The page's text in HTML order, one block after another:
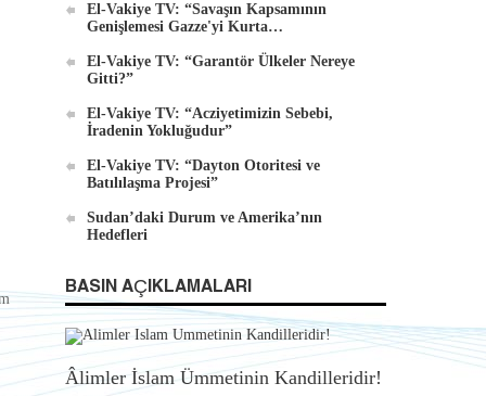
El-Vakiye TV: “Savaşın Kapsamının
Genişlemesi Gazze'yi Kurta…
El-Vakiye TV: “Garantör Ülkeler Nereye
Gitti?”
El-Vakiye TV: “Acziyetimizin Sebebi,
İradenin Yokluğudur”
El-Vakiye TV: “Dayton Otoritesi ve
Batılılaşma Projesi”
Sudan’daki Durum ve Amerika’nın
Hedefleri
BASIN AÇIKLAMALARI
Âlimler İslam Ümmetinin Kandilleridir!